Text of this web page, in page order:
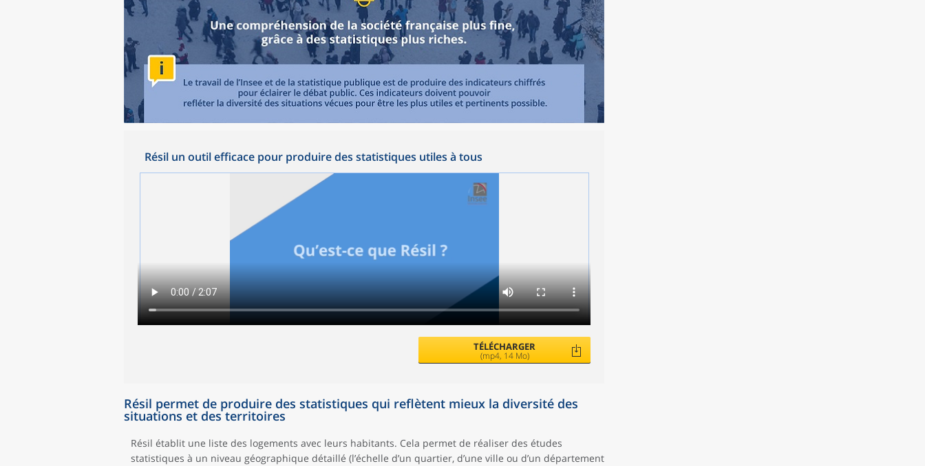
Résil un outil efficace pour produire des statistiques utiles à tous
TÉLÉCHARGER
(mp4, 14 Mo)
Résil permet de produire des statistiques qui reflètent mieux la diversité des
situations et des territoires
Résil établit une liste des logements avec leurs habitants. Cela permet de réaliser des études
statistiques à un niveau géographique détaillé (l’échelle d’un quartier, d’une ville ou d’un département